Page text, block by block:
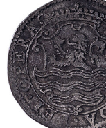
AGENDA
OVER ONS
Ons Team
80 jarig bestaan
CONTACT
ACCOUNT